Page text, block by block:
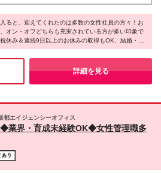
のご褒美や友人とのおしゃれなランチに
家族をディナーに誘ったりとプライベー
☆配属に応じて入社1年目の社
を支給♪
幌/札幌市北区 ・盛岡/盛岡市盛岡駅前通 ・
葉区 ・郡山/郡山市清水台 [北関東] ・水
県水戸市 ・高崎/群馬県高崎市 ・宇都宮/
さいたま市大宮区 ・
町 ・横浜/横浜市神奈川区 [北陸/甲信越]
町 ・長崎/長崎市興善町 ・沖縄/那覇市 (変
上記を除く当社関連勤務地
ると、迎えてくれたのは多数の女性社員の方々！お
オン・オフどちらも充実されている方が多い印象で
休み＆連続9日以上のお休みの取得もOK、結婚・出
のライフイベントに沿った休暇制度も充実してい
ートの時間も大切にできることがポイントなのだそ
特に、未経験OKの募集とのことで「新しい仕事をは
長期的に活躍したい」方にはオススメです♪
詳細を見る
エイジェンシーオフィス
業界・育成未経験OK◆女性管理職多